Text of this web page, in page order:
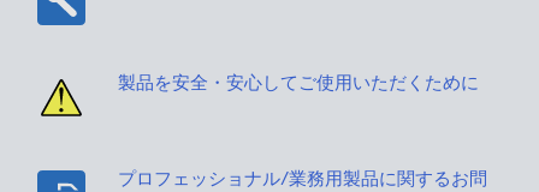
製品を安全・安心してご使用いただくために
プロフェッショナル/業務用製品に関するお問